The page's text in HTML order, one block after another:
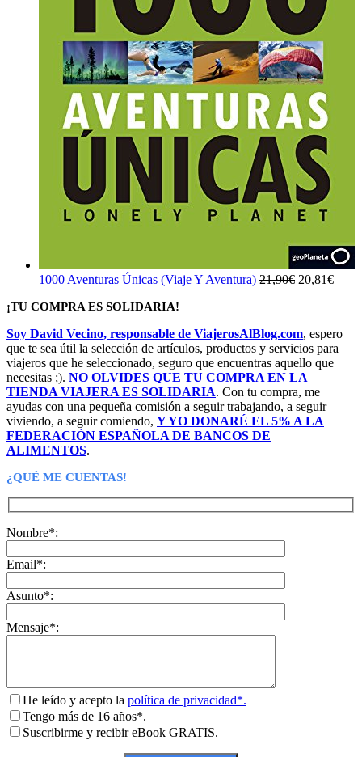
1000 Aventuras Únicas (Viaje Y Aventura) 21,90€ El
21,90€.
20,81€El
¡TU COMPRA ES SOLIDARIA!
Soy David Vecino, responsable de ViajerosAlBlog.com, espero
que te sea útil la selección de artículos, productos y servicios para
viajeros que he seleccionado, seguro que encuentras aquello que
necesitas ;). NO OLVIDES QUE TU COMPRA EN LA
TIENDA VIAJERA ES SOLIDARIA. Con tu compra, me
ayudas con una pequeña comisión a seguir trabajando, a seguir
viviendo, a seguir comiendo, Y YO DONARÉ EL 5% A LA
FEDERACIÓN ESPAÑOLA DE BANCOS DE
ALIMENTOS.
¿QUÉ ME CUENTAS!
Nombre*:
Email*:
Asunto*:
Mensaje*:
He leído y acepto la política de privacidad*.
Tengo más de 16 años*.
Suscribirme y recibir eBook GRATIS.